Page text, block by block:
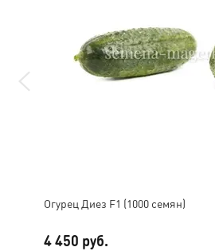
Огурец Диез F1 (1000 семян)
4 450 руб.